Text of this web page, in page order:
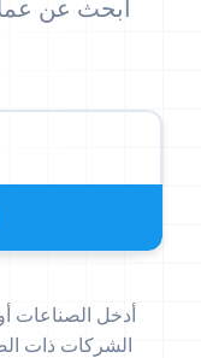
ابحث عن
أدخل الصناعات
الشركات ذات